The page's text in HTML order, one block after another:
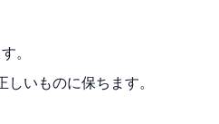
。
いものに保ちます。